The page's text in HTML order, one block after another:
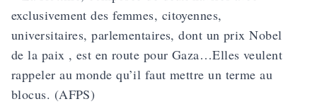
exclusivement des femmes, citoyennes,
universitaires, parlementaires, dont un prix Nobel
de la paix , est en route pour Gaza…Elles veulent
rappeler au monde qu’il faut mettre un terme au
blocus. (AFPS)